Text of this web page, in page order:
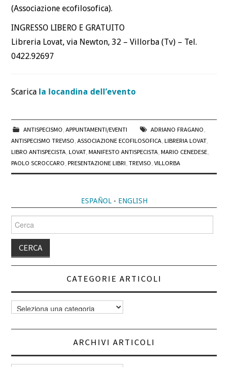
(Associazione ecofilosofica).
INGRESSO LIBERO E GRATUITO
Libreria Lovat, via Newton, 32 – Villorba (Tv) – Tel.
0422.92697
Scarica la locandina dell’evento
ANTISPECISMO APPUNTAMENTI/EVENTI ADRIANO FRAGANO
ANTISPECISMO TREVISO ,ASSOCIAZIONE ECOFILOSOFICA ,LIBRERIA LOVAT,
LIBRO ANTISPECISTA ,LOVAT,MANIFESTO ANTISPECISTA ,MARIO CENEDESE
PAOLO SCROCCARO ,PRESENTAZIONE LIBRI ,TREVISO ,VILLORBA
ESPAÑOL- ENGLISH
per:
CATEGORIE ARTICOLI
Categorie
articoli
ARCHIVI ARTICOLI